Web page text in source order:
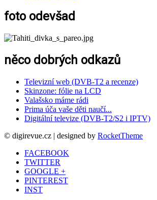
foto odevšad
něco dobrých odkazů
Televizní web (DVB-T2 a recenze)
Skinzone: fólie na LCD
Valašsko máme rádi
Prima úča vaše děti naučí...
Digitální televize (DVB-T2/S2 i IPTV)
© digirevue.cz | designed by RocketTheme
FACEBOOK
TWITTER
GOOGLE +
PINTEREST
INST